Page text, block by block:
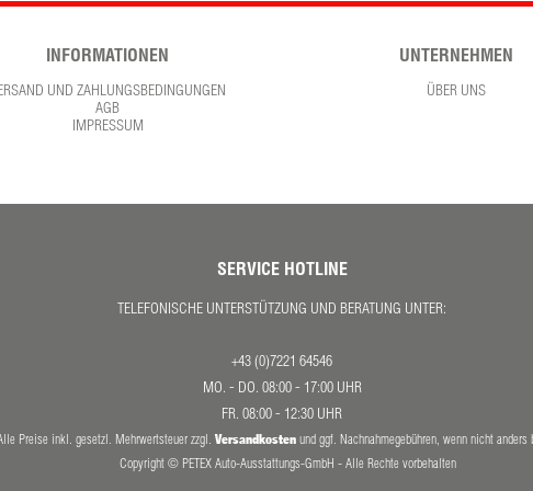
INFORMATIONEN
UND ZAHLUNGSBEDINGUNGEN
AGB
IMPRESSUM
UNTERNEHMEN
ÜBER UNS
SERVICE HOTLINE
TELEFONISCHE UNTERSTÜTZUNG UND BERATUNG UNTER:
+43 (0)7221 64546
MO. - DO. 08:00 - 17:00 UHR
FR. 08:00 - 12:30 UHR
Preise inkl. gesetzl. Mehrwertsteuer zzgl. Versandkosten und ggf. Nachnahmegebühren, wenn nicht anders
Copyright © PETEX Auto-Ausstattungs-GmbH - Alle Rechte vorbehalten